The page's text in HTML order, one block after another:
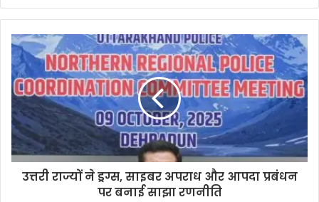
उत्तरी राज्यों ने ड्रग्स, साइबर अपराध और आपदा प्रबंधन
पर बनाई साझा रणनीति